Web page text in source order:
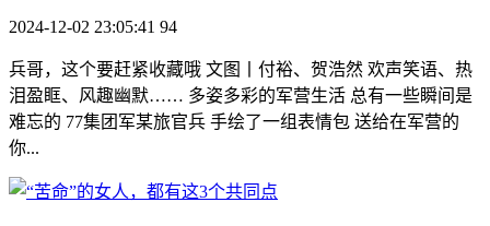
2024-12-02 23:05:41 94
兵哥，这个要赶紧收藏哦 文图丨付裕、贺浩然 欢声笑语、热
泪盈眶、风趣幽默…… 多姿多彩的军营生活 总有一些瞬间是
难忘的 77集团军某旅官兵 手绘了一组表情包 送给在军营的
你...